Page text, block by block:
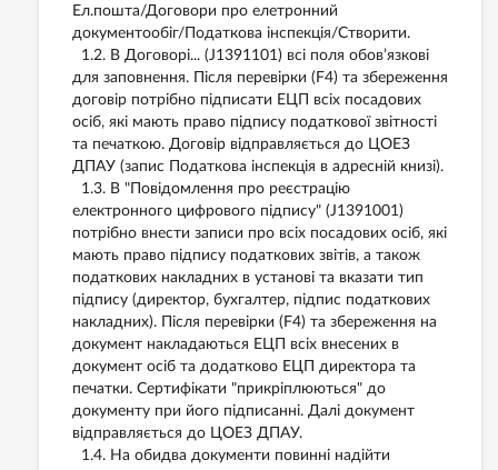
Ел.пошта/Договори про елетронний
документообіг/Податкова інспекція/Створити.
1.2. В Договорі... (J1391101) всі поля обов’язкові
для заповнення. Після перевірки (F4) та збереження
договір потрібно підписати ЕЦП всіх посадових
осіб, які мають право підпису податкової звітності
та печаткою. Договір відправляється до ЦОЕЗ
ДПАУ (запис Податкова інспекція в адресній книзі).
1.3. В "Повідомлення про реєстрацію
електронного цифрового підпису" (J1391001)
потрібно внести записи про всіх посадових осіб, які
мають право підпису податкових звітів, а також
податкових накладних в установі та вказати тип
підпису (директор, бухгалтер, підпис податкових
накладних). Після перевірки (F4) та збереження на
документ накладаються ЕЦП всіх внесених в
документ осіб та додатково ЕЦП директора та
печатки. Сертифікати "прикріплюються" до
документу при його підписанні. Далі документ
відправляється до ЦОЕЗ ДПАУ.
1.4. На обидва документи повинні надійти